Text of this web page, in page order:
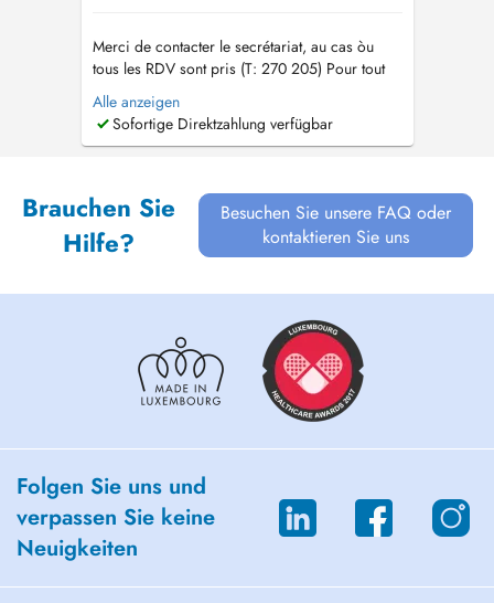
Merci de contacter le secrétariat, au cas òu
tous les RDV sont pris (T: 270 205) Pour tout
RDV un supplément d'honoraire pour
convenance personnelle sera demandé. Tout
RDV non décommandé 24 hrs en avance sera
se ...
Alle anzeigen
Sofortige Direktzahlung verfügbar
Brauchen Sie
Hilfe?
Besuchen Sie unsere FAQ oder
kontaktieren Sie uns
Folgen Sie uns und
verpassen Sie keine
Neuigkeiten